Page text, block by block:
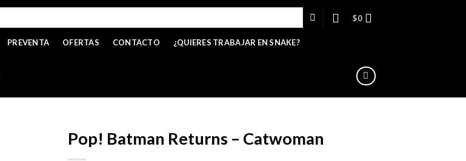
$0
PREVENTA OFERTAS CONTACTO ¿QUIERES TRABAJAR EN SNAKE?
Pop! Batman Returns – Catwoman